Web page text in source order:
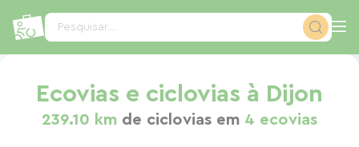
Pesquisar...
Ecovias e ciclovias à Dijon
239.10 km de ciclovias em 4 ecovias
Painel de Gerenciamento de Cookies